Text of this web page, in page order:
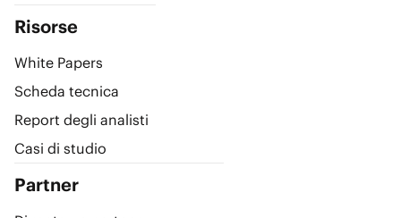
Risorse
White Papers
Scheda tecnica
Report degli analisti
Casi di studio
Partner